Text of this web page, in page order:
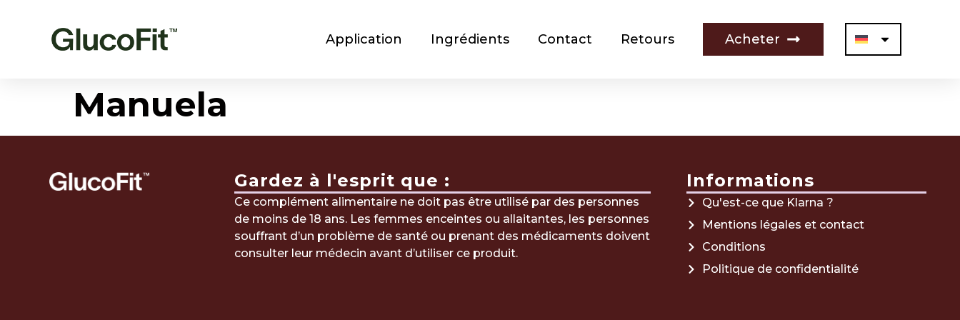
Application Ingrédients Contact Retours Acheter
Manuela
Gardez à l'esprit que :
Ce complément alimentaire ne doit pas être utilisé par des personnes
de moins de 18 ans. Les femmes enceintes ou allaitantes, les personnes
souffrant d’un problème de santé ou prenant des médicaments doivent
consulter leur médecin avant d’utiliser ce produit.
Informations
Qu'est-ce que Klarna ?
Mentions légales et contact
Conditions
Politique de confidentialité